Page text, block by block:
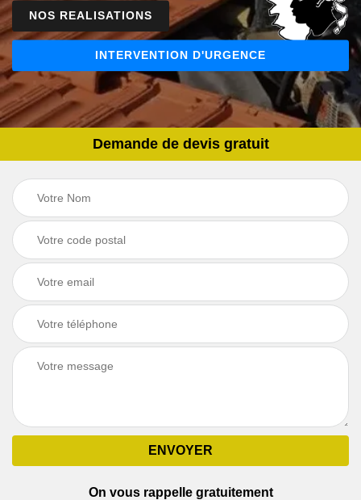
NOS REALISATIONS
INTERVENTION D'URGENCE
Demande de devis gratuit
On vous rappelle gratuitement